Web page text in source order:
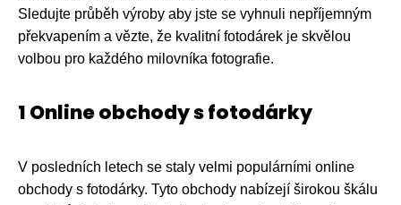
Sledujte průběh výroby aby jste se vyhnuli nepříjemným
překvapením a vězte, že kvalitní fotodárek je skvělou
volbou pro každého milovníka fotografie.
1 Online obchody s fotodárky
V posledních letech se staly velmi populárními online
obchody s fotodárky. Tyto obchody nabízejí širokou škálu